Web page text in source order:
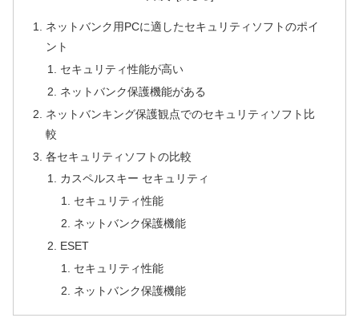
ネットバンク用PCに適したセキュリティソフトのポイ
ント
セキュリティ性能が高い
ネットバンク保護機能がある
ネットバンキング保護観点でのセキュリティソフト比
較
各セキュリティソフトの比較
カスペルスキー セキュリティ
セキュリティ性能
ネットバンク保護機能
ESET
セキュリティ性能
ネットバンク保護機能